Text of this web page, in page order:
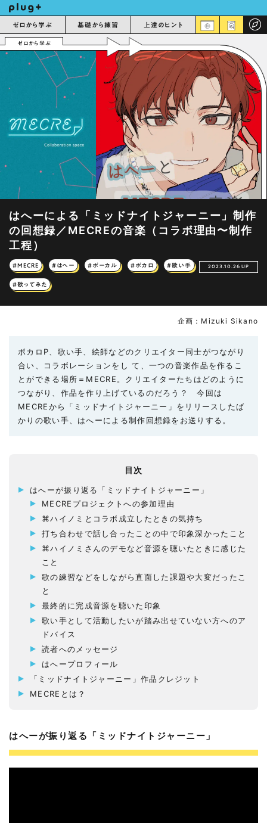
ゼロから学ぶ 基礎から練習 上達のヒント
ゼロから学ぶ
はへーによる「ミッドナイトジャーニー」制作
の回想録／MECREの音楽（コラボ理由〜制作
工程）
#MECRE #はへー #ボーカル #ボカロ #歌い手
#歌ってみた
2023.10.26 UP
企画：Mizuki Sikano
ボカロP、歌い手、絵師などのクリエイター同士がつながり
合い、コラボレーションをし て、一つの音楽作品を作るこ
とができる場所＝MECRE。クリエイターたちはどのように
つながり、作品を作り上げているのだろう？ 今回は
MECREから「ミッドナイトジャーニー」をリリースしたば
かりの歌い手、はへーによる制作回想録をお送りする。
目次
はへーが振り返る「ミッドナイトジャーニー」
MECREプロジェクトへの参加理由
⌘ハイノミとコラボ成立したときの気持ち
打ち合わせで話し合ったことの中で印象深かったこと
⌘ハイノミさんのデモなど音源を聴いたときに感じた
こと
歌の練習などをしながら直面した課題や大変だったこ
と
最終的に完成音源を聴いた印象
歌い手として活動したいが踏み出せていない方へのア
ドバイス
読者へのメッセージ
はへープロフィール
「ミッドナイトジャーニー」作品クレジット
MECREとは？
はへーが振り返る「ミッドナイトジャーニー」